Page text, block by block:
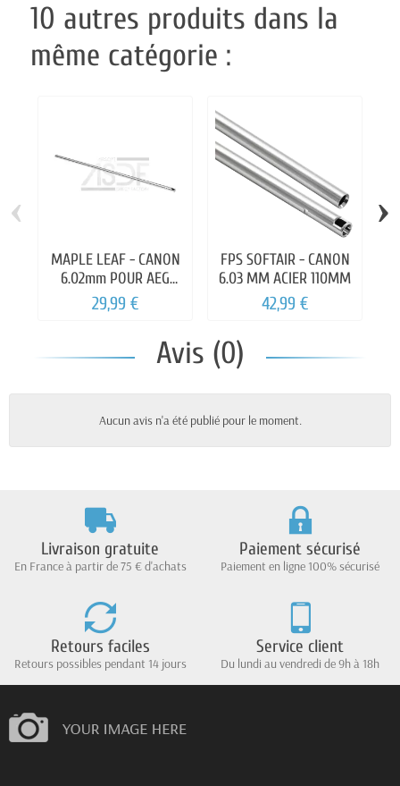
10 autres produits dans la
même catégorie :
MAPLE LEAF - CANON
6.02mm POUR AEG
310mm
29,99 €
FPS SOFTAIR - CANON
6.03 MM ACIER 110MM
42,99 €
‹ ›
Avis (0)
Aucun avis n'a été publié pour le moment.
Livraison gratuite
En France à partir de 75 € d'achats
Paiement sécurisé
Paiement en ligne 100% sécurisé
Retours faciles
Retours possibles pendant 14 jours
Service client
Du lundi au vendredi de 9h à 18h